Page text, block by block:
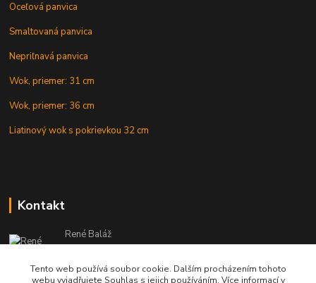
Oceľová panvica
Smaltovaná panvica
Nepriľnavá panvica
Wok, priemer: 31 cm
Wok, priemer: 36 cm
Liatinový wok s pokrievkou 32 cm
Kontakt
René Baláž
Eshop: +421 902 212 007
od 8:00 - do 16:00 hod
Tento web používá soubor cookie. Dalším procházením tohoto
webu vyjadřujete Souhlas s jejich používáním. Více informací v